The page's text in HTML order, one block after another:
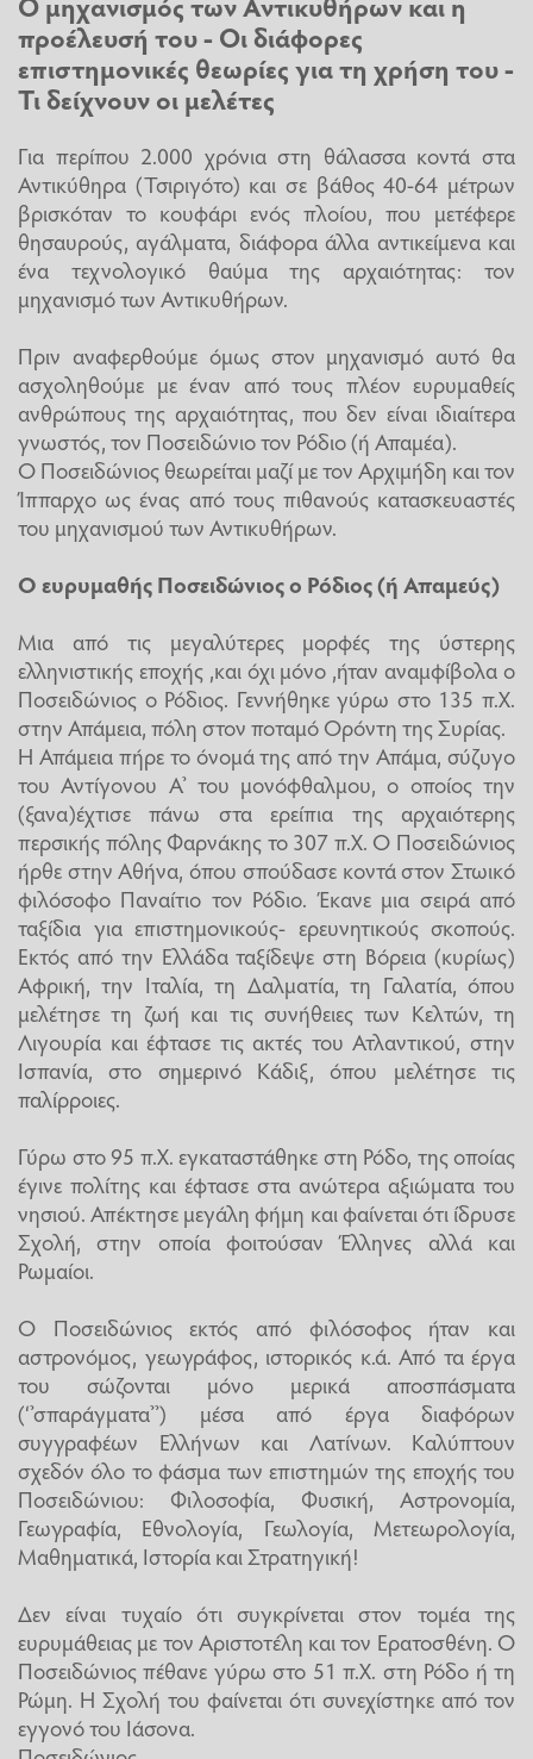
προέλευσή του - Οι διάφορες
επιστημονικές θεωρίες για τη χρήση του -
Τι δείχνουν οι μελέτες
Για περίπου 2.000 χρόνια στη θάλασσα κοντά στα
Αντικύθηρα (Τσιριγότο) και σε βάθος 40-64 μέτρων
βρισκόταν το κουφάρι ενός πλοίου, που μετέφερε
θησαυρούς, αγάλματα, διάφορα άλλα αντικείμενα και
ένα τεχνολογικό θαύμα της αρχαιότητας: τον
μηχανισμό των Αντικυθήρων.
Πριν αναφερθούμε όμως στον μηχανισμό αυτό θα
ασχοληθούμε με έναν από τους πλέον ευρυμαθείς
ανθρώπους της αρχαιότητας, που δεν είναι ιδιαίτερα
γνωστός, τον Ποσειδώνιο τον Ρόδιο (ή Απαμέα).
Ο Ποσειδώνιος θεωρείται μαζί με τον Αρχιμήδη και τον
Ίππαρχο ως ένας από τους πιθανούς κατασκευαστές
του μηχανισμού των Αντικυθήρων.
Ο ευρυμαθής Ποσειδώνιος ο Ρόδιος (ή Απαμεύς)
Μια από τις μεγαλύτερες μορφές της ύστερης
ελληνιστικής εποχής ,και όχι μόνο ,ήταν αναμφίβολα ο
Ποσειδώνιος ο Ρόδιος. Γεννήθηκε γύρω στο 135 π.Χ.
στην Απάμεια, πόλη στον ποταμό Ορόντη της Συρίας.
Η Απάμεια πήρε το όνομά της από την Απάμα, σύζυγο
του Αντίγονου Α’ του μονόφθαλμου, ο οποίος την
(ξανα)έχτισε πάνω στα ερείπια της αρχαιότερης
περσικής πόλης Φαρνάκης το 307 π.Χ. Ο Ποσειδώνιος
ήρθε στην Αθήνα, όπου σπούδασε κοντά στον Στωικό
φιλόσοφο Παναίτιο τον Ρόδιο. Έκανε μια σειρά από
ταξίδια για επιστημονικούς- ερευνητικούς σκοπούς.
Εκτός από την Ελλάδα ταξίδεψε στη Βόρεια (κυρίως)
Αφρική, την Ιταλία, τη Δαλματία, τη Γαλατία, όπου
μελέτησε τη ζωή και τις συνήθειες των Κελτών, τη
Λιγουρία και έφτασε τις ακτές του Ατλαντικού, στην
Ισπανία, στο σημερινό Κάδιξ, όπου μελέτησε τις
παλίρροιες.
Γύρω στο 95 π.Χ. εγκαταστάθηκε στη Ρόδο, της οποίας
έγινε πολίτης και έφτασε στα ανώτερα αξιώματα του
νησιού. Απέκτησε μεγάλη φήμη και φαίνεται ότι ίδρυσε
Σχολή, στην οποία φοιτούσαν Έλληνες αλλά και
Ρωμαίοι.
Ο Ποσειδώνιος εκτός από φιλόσοφος ήταν και
αστρονόμος, γεωγράφος, ιστορικός κ.ά. Από τα έργα
του σώζονται μόνο μερικά αποσπάσματα
(‘’σπαράγματα’’) μέσα από έργα διαφόρων
συγγραφέων Ελλήνων και Λατίνων. Καλύπτουν
σχεδόν όλο το φάσμα των επιστημών της εποχής του
Ποσειδώνιου: Φιλοσοφία, Φυσική, Αστρονομία,
Γεωγραφία, Εθνολογία, Γεωλογία, Μετεωρολογία,
Μαθηματικά, Ιστορία και Στρατηγική!
Δεν είναι τυχαίο ότι συγκρίνεται στον τομέα της
ευρυμάθειας με τον Αριστοτέλη και τον Ερατοσθένη. Ο
Ποσειδώνιος πέθανε γύρω στο 51 π.Χ. στη Ρόδο ή τη
Ρώμη. Η Σχολή του φαίνεται ότι συνεχίστηκε από τον
εγγονό του Ιάσονα.